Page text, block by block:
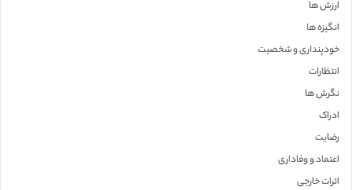
ارزش ها
انگیزه ها
خودپنداری و شخصیت
انتظارات
نگرش ها
ادراک
رضایت
اعتماد و وفاداری
اثرات خارجی